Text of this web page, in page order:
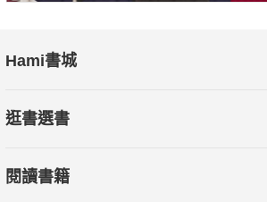
讓所有非營利組織、社會企業、基金會、政
Hami書城
逛書選書
閱讀書籍